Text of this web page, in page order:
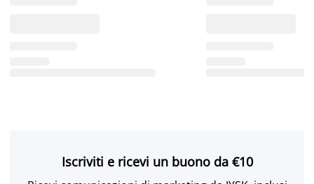
Iscriviti e ricevi un buono da €10